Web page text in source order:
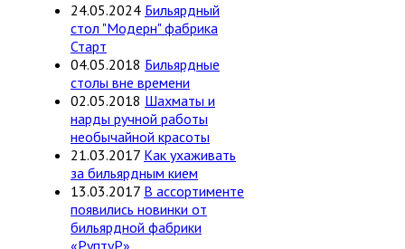
24.05.2024 Бильярдный
стол "Модерн" фабрика
Старт
04.05.2018 Бильярдные
столы вне времени
02.05.2018 Шахматы и
нарды ручной работы
необычайной красоты
21.03.2017 Как ухаживать
за бильярдным кием
13.03.2017 В ассортименте
появились новинки от
бильярдной фабрики